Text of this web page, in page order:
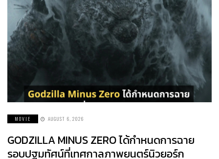
MOVIE AUGUST 6, 2026
GODZILLA MINUS ZERO ได้กำหนดการฉาย
รอบปฐมทัศน์ที่เทศกาลภาพยนตร์นิวยอร์ก